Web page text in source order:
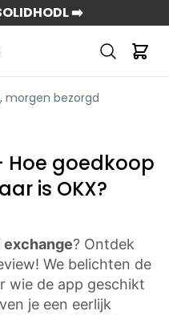
➡️
, morgen bezorgd
Hoe goedkoop
is OKX?
exchange? Ontdek
We belichten de
wie de app geschikt
je een eerlijk